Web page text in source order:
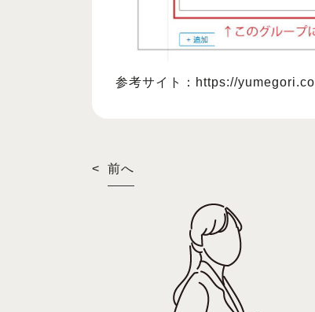
参考サイト： https://
< 前へ